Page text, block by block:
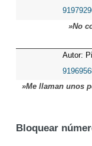
»No
Autor:
»Me llaman unos
Bloquear